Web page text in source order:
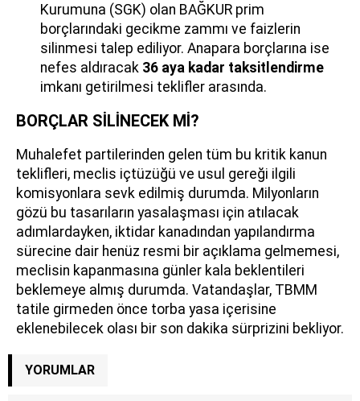
Kurumuna (SGK) olan BAĞKUR prim
borçlarındaki gecikme zammı ve faizlerin
silinmesi talep ediliyor. Anapara borçlarına ise
nefes aldıracak 36 aya kadar taksitlendirme
imkanı getirilmesi teklifler arasında.
BORÇLAR SİLİNECEK Mİ?
Muhalefet partilerinden gelen tüm bu kritik kanun
teklifleri, meclis içtüzüğü ve usul gereği ilgili
komisyonlara sevk edilmiş durumda. Milyonların
gözü bu tasarıların yasalaşması için atılacak
adımlardayken, iktidar kanadından yapılandırma
sürecine dair henüz resmi bir açıklama gelmemesi,
meclisin kapanmasına günler kala beklentileri
beklemeye almış durumda. Vatandaşlar, TBMM
tatile girmeden önce torba yasa içerisine
eklenebilecek olası bir son dakika sürprizini bekliyor.
YORUMLAR